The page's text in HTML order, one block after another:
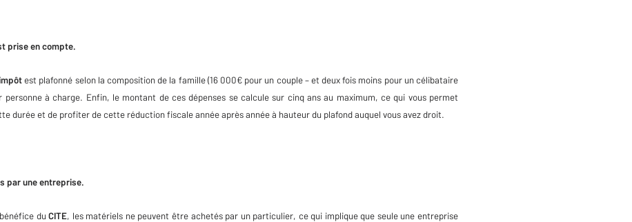
prise en compte.
est plafonné selon la composition de la famille (16 000€ pour un couple – et deux fois moins pour un célibataire
personne à charge. Enfin, le montant de ces dépenses se calcule sur cinq ans au maximum, ce qui vous permet
durée et de profiter de cette réduction fiscale année après année à hauteur du plafond auquel vous avez droit.
par une entreprise.
duCITE, les matériels ne peuvent être achetés par un particulier, ce qui implique que seule une entreprise